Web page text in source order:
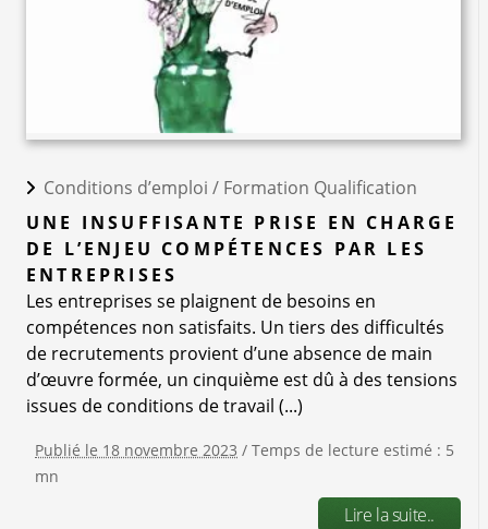
Conditions d’emploi / Formation Qualification
UNE INSUFFISANTE PRISE EN CHARGE
DE L’ENJEU COMPÉTENCES PAR LES
ENTREPRISES
Les entreprises se plaignent de besoins en
compétences non satisfaits. Un tiers des difficultés
de recrutements provient d’une absence de main
d’œuvre formée, un cinquième est dû à des tensions
issues de conditions de travail (...)
Publié le 18 novembre 2023 / Temps de lecture estimé : 5
mn
Lire la suite..